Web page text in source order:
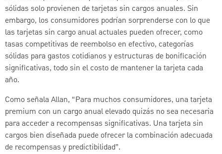
sólidas solo provienen de tarjetas sin cargos anuales. Sin
embargo, los consumidores podrían sorprenderse con lo que
las tarjetas sin cargo anual actuales pueden ofrecer, como
tasas competitivas de reembolso en efectivo, categorías
sólidas para gastos cotidianos y estructuras de bonificación
significativas, todo sin el costo de mantener la tarjeta cada
año.
Como señala Allan, “Para muchos consumidores, una tarjeta
premium con un cargo anual elevado quizás no sea necesaria
para acceder a recompensas significativas. Una tarjeta sin
cargos bien diseñada puede ofrecer la combinación adecuada
de recompensas y predictibilidad”.